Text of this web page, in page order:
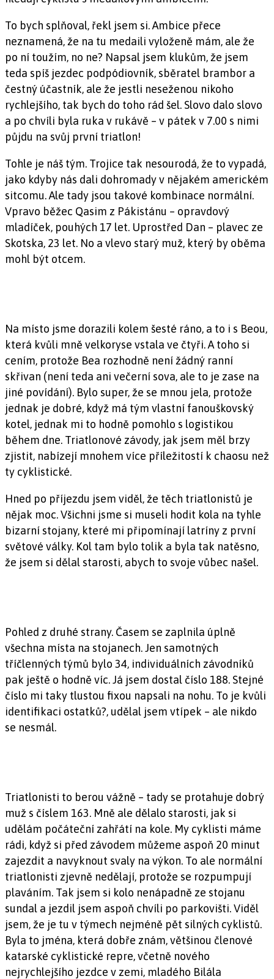
To bych splňoval, řekl jsem si. Ambice přece
neznamená, že na tu medaili vyloženě mám, ale že
po ní toužím, no ne? Napsal jsem klukům, že jsem
teda spíš jezdec podpódiovník, sběratel brambor a
čestný účastník, ale že jestli neseženou nikoho
rychlejšího, tak bych do toho rád šel. Slovo dalo slovo
a po chvíli byla ruka v rukávě – v pátek v 7.00 s nimi
půjdu na svůj první triatlon!
Tohle je náš tým. Trojice tak nesourodá, že to vypadá,
jako kdyby nás dali dohromady v nějakém americkém
sitcomu. Ale tady jsou takové kombinace normální.
Vpravo běžec Qasim z Pákistánu – opravdový
mladíček, pouhých 17 let. Uprostřed Dan – plavec ze
Skotska, 23 let. No a vlevo starý muž, který by oběma
mohl být otcem.
Na místo jsme dorazili kolem šesté ráno, a to i s Beou,
která kvůli mně velkoryse vstala ve čtyři. A toho si
cením, protože Bea rozhodně není žádný ranní
skřivan (není teda ani večerní sova, ale to je zase na
jiné povídání). Bylo super, že se mnou jela, protože
jednak je dobré, když má tým vlastní fanouškovský
kotel, jednak mi to hodně pomohlo s logistikou
během dne. Triatlonové závody, jak jsem měl brzy
zjistit, nabízejí mnohem více příležitostí k chaosu než
ty cyklistické.
Hned po příjezdu jsem viděl, že těch triatlonistů je
nějak moc. Všichni jsme si museli hodit kola na tyhle
bizarní stojany, které mi připomínají latríny z první
světové války. Kol tam bylo tolik a byla tak natěsno,
že jsem si dělal starosti, abych to svoje vůbec našel.
Pohled z druhé strany. Časem se zaplnila úplně
všechna místa na stojanech. Jen samotných
tříčlenných týmů bylo 34, individuálních závodníků
pak ještě o hodně víc. Já jsem dostal číslo 188. Stejné
číslo mi taky tlustou fixou napsali na nohu. To je kvůli
identifikaci ostatků?, udělal jsem vtípek – ale nikdo
se nesmál.
Triatlonisti to berou vážně – tady se protahuje dobrý
muž s číslem 163. Mně ale dělalo starosti, jak si
udělám počáteční zahřátí na kole. My cyklisti máme
rádi, když si před závodem můžeme aspoň 20 minut
zajezdit a navyknout svaly na výkon. To ale normální
triatlonisti zjevně nedělají, protože se rozpumpují
plaváním. Tak jsem si kolo nenápadně ze stojanu
sundal a jezdil jsem aspoň chvíli po parkovišti. Viděl
jsem, že je tu v týmech nejméně pět silných cyklistů.
Byla to jména, která dobře znám, většinou členové
katarské cyklistické repre, včetně nového
nejrychlejšího jezdce v zemi, mladého Bilála